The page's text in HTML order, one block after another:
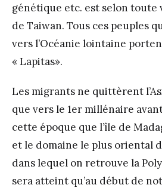
génétique etc. est selon toute
de Taiwan. Tous ces peuples
vers l’Océanie lointaine
« Lapitas».
Les migrants ne quittèrent
que vers le 1ermillénaire
cette époque que l’île de
et le domaine le plus oriental
dans lequel on retrouve la
sera atteint qu’au début de